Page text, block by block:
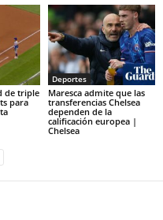
de triple
para
Deportes
Maresca admite que las
transferencias Chelsea
dependen de la
calificación europea |
Chelsea